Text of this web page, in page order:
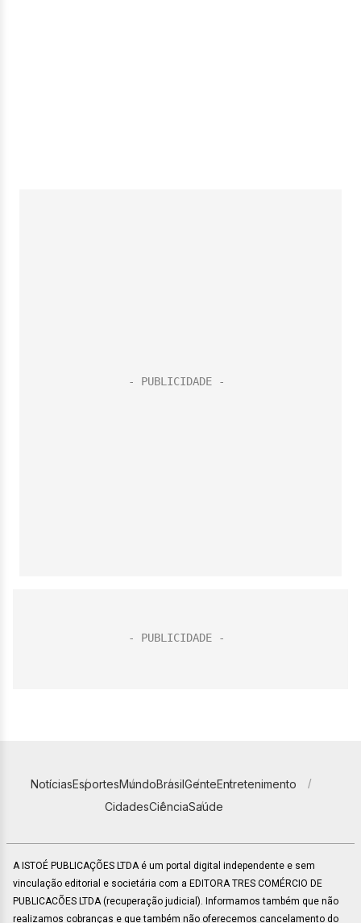
NotíciasEsportesMundoBrasilGenteEntretenimento
CidadesCiênciaSaúde
A ISTOÉ PUBLICAÇÕES LTDA é um portal digital independente e sem
vinculação editorial e societária com a EDITORA TRES COMÉRCIO DE
PUBLICACÕES LTDA (recuperação judicial). Informamos também que não
realizamos cobranças e que também não oferecemos cancelamento do